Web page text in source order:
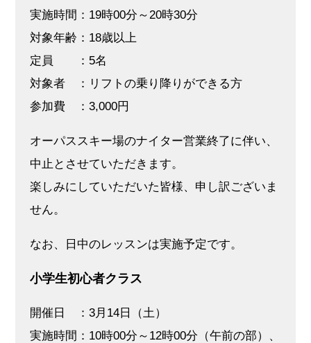
実施時間：19時00分～20時30分
対象年齢：18歳以上
定員 ：5名
対象者 ：リフトの乗り降りができる方
参加費 ：3,000円
オーパススキー場のナイター営業終了に伴い、
中止とさせていただきます。
楽しみにしていただいた皆様、申し訳ございま
せん。
なお、日中のレッスンは実施予定です。
小学生初心者クラス
開催日 ：3月14日（土）
実施時間：10時00分～12時00分（午前の部）、